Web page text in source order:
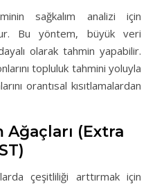
sağkalım analizi için
Bu yöntem, büyük veri
olarak tahmin yapabilir.
topluluk tahmini yoluyla
orantısal kısıtlamalardan
Ağaçları (Extra
çeşitliliği arttırmak için